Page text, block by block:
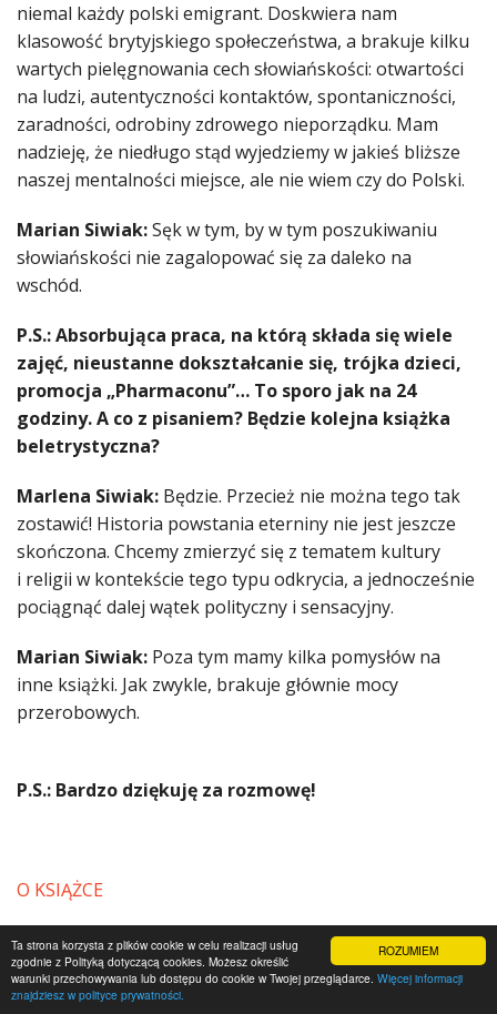
ROZUMIEM
Ta strona korzysta z plików cookie w celu realizacji usług
zgodnie z Polityką dotyczącą cookies. Możesz określić
warunki przechowywania lub dostępu do cookie w Twojej przeglądarce. Więcej informacji
znajdziesz w polityce prywatności.
niemal każdy polski emigrant. Doskwiera nam
klasowość brytyjskiego społeczeństwa, a brakuje kilku
wartych pielęgnowania cech słowiańskości: otwartości
na ludzi, autentyczności kontaktów, spontaniczności,
zaradności, odrobiny zdrowego nieporządku. Mam
nadzieję, że niedługo stąd wyjedziemy w jakieś bliższe
naszej mentalności miejsce, ale nie wiem czy do Polski.
Marian Siwiak:Sęk w tym, by w tym poszukiwaniu
słowiańskości nie zagalopować się za daleko na
wschód.
P.S.: Absorbująca praca, na którą składa się wiele
zajęć, nieustanne dokształcanie się, trójka dzieci,
promocja „Pharmaconu”… To sporo jak na 24
godziny. A co z pisaniem? Będzie kolejna książka
beletrystyczna?
Marlena Siwiak: Będzie. Przecież nie można tego tak
zostawić! Historia powstania eterniny nie jest jeszcze
skończona. Chcemy zmierzyć się z tematem kultury
i religii w kontekście tego typu odkrycia, a jednocześnie
pociągnąć dalej wątek polityczny i sensacyjny.
Marian Siwiak: Poza tym mamy kilka pomysłów na
inne książki. Jak zwykle, brakuje głównie mocy
przerobowych.
P.S.: Bardzo dziękuję za rozmowę!
O KSIĄŻCE
FRAGMENT DO CZYTANIA
NASZA RECENZJA